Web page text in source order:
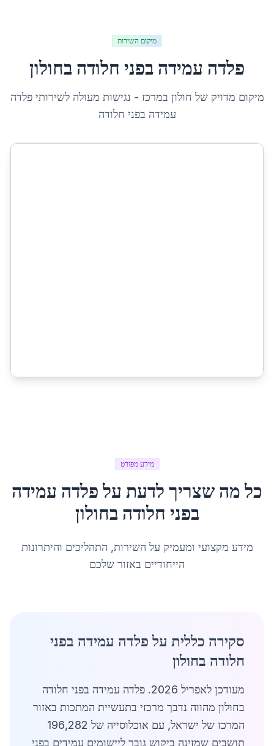
מיקום השירות
פלדה עמידה בפני חלודה בחולון
מיקום מדויק של חולון במרכז - נגישות מעולה לשירותיפלדה
עמידה בפני חלודה
מידע מפורט
כל מה שצריך לדעת עלפלדה עמידה
בפני חלודה בחולון
מידע מקצועי ומעמיק על השירות, התהליכים והיתרונות
הייחודיים באזור שלכם
סקירה כללית על פלדה עמידה בפני
חלודה בחולון
מעודכן לאפריל 2026. פלדה עמידה בפני חלודה
בחולון מהווה נדבך מרכזי בתעשיית המתכות באזור
המרכז של ישראל, עם אוכלוסייה של 196,282
תושבים שמזינה ביקוש גובר ליישומים עמידים בפני